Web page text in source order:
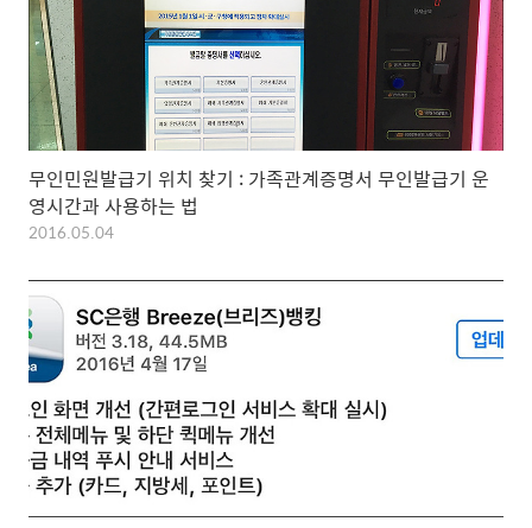
무인민원발급기 위치 찾기 : 가족관계증명서 무인발급기 운
영시간과 사용하는 법
2016.05.04